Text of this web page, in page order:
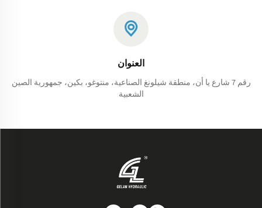
العنوان
رقم 7 شارع يا أن، منطقة شيلونغ الصناعية، منتوغو، بكين، جمهورية الصين
الشعبية